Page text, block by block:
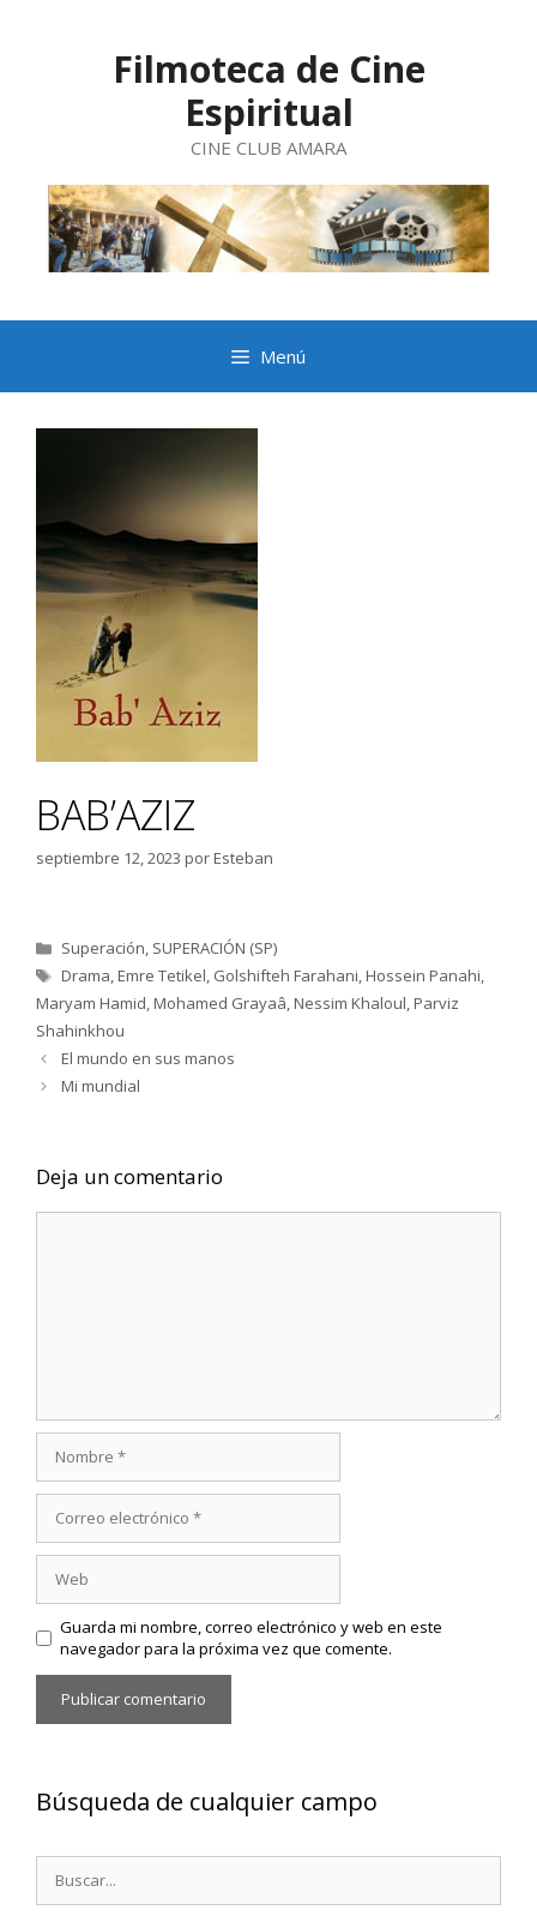
Filmoteca de Cine
Espiritual
CINE CLUB AMARA
Menú
BAB’AZIZ
septiembre 12, 2023 porEsteban
Categorías
Superación, SUPERACIÓN (SP)
Etiquetas
Drama,Emre Tetikel, Golshifteh Farahani,Hossein Panahi,
Maryam Hamid,Mohamed Grayaâ,Nessim Khaloul,Parviz
Shahinkhou
El mundo en sus manos
Mi mundial
Deja un comentario
electrónico
Guarda mi nombre, correo electrónico y web en este
navegador para la próxima vez que comente.
Búsqueda de cualquier campo
Buscar: